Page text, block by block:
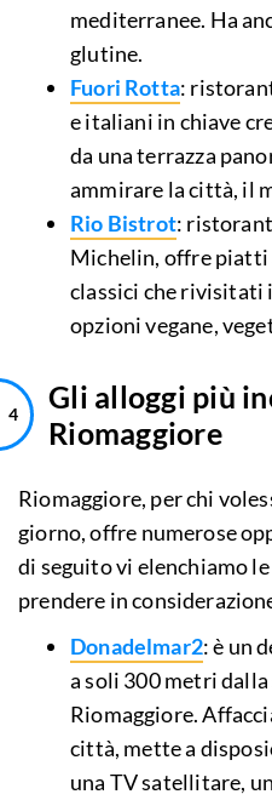
mediterranee. Ha
glutine.
Fuori Rotta:
e italiani in chiave
da una terrazza
ammirare la città, il
Rio Bistrot:
Michelin, offre piatti
classici che rivisitati
opzioni vegane,
Gli alloggi più
Riomaggiore
Riomaggiore, per chi
giorno, offre numerose
di seguito vi elenchiamo
prendere in
Donadelmar2: è un
a soli 300 metri dalla
Riomaggiore.
città, mette a
una TV satellitare,